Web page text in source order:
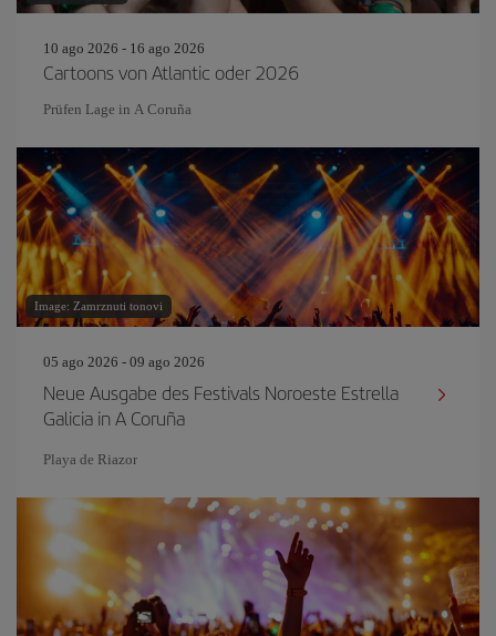
10 ago 2026 - 16 ago 2026
Cartoons von Atlantic oder 2026
Prüfen Lage in A Coruña
Image: Zamrznuti tonovi
05 ago 2026 - 09 ago 2026
Neue Ausgabe des Festivals Noroeste Estrella
Galicia in A Coruña
Playa de Riazor